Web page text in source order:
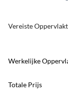
Vereiste
Werkelijke
Totale Prijs